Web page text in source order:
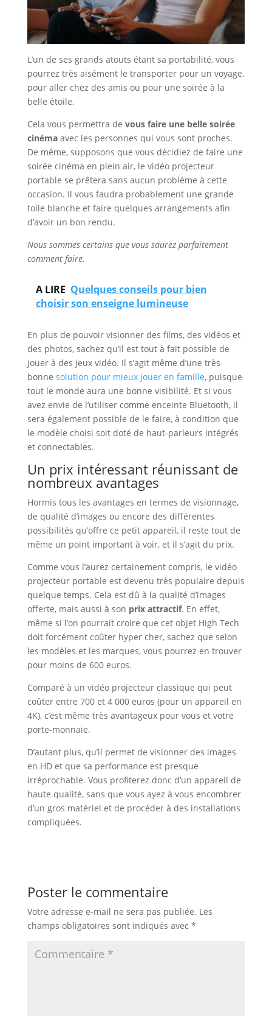
L’un de ses grands atouts étant sa portabilité, vous
pourrez très aisément le transporter pour un voyage,
pour aller chez des amis ou pour une soirée à la
belle étoile.
Cela vous permettra de vous faire une belle soirée
cinémaavec les personnes qui vous sont proches.
De même, supposons que vous décidiez de faire une
soirée cinéma en plein air, le vidéo projecteur
portable se prêtera sans aucun problème à cette
occasion. Il vous faudra probablement une grande
toile blanche et faire quelques arrangements afin
d’avoir un bon rendu.
Nous sommes certains que vous saurez parfaitement
comment faire.
A LIRE Quelques conseils pour bien
choisir son enseigne lumineuse
En plus de pouvoir visionner des films, des vidéos et
des photos, sachez qu’il est tout à fait possible de
jouer à des jeux vidéo. Il s’agit même d’une très
bonne solution pour mieux jouer en famille, puisque
tout le monde aura une bonne visibilité. Et si vous
avez envie de l’utiliser comme enceinte Bluetooth, il
sera également possible de le faire, à condition que
le modèle choisi soit doté de haut-parleurs intégrés
et connectables.
Un prix intéressant réunissant de
nombreux avantages
Hormis tous les avantages en termes de visionnage,
de qualité d’images ou encore des différentes
possibilités qu’offre ce petit appareil, il reste tout de
même un point important à voir, et il s’agit du prix.
Comme vous l’aurez certainement compris, le vidéo
projecteur portable est devenu très populaire depuis
quelque temps. Cela est dû à la qualité d’images
offerte, mais aussi à son prix attractif. En effet,
même si l’on pourrait croire que cet objet High Tech
doit forcément coûter hyper cher, sachez que selon
les modèles et les marques, vous pourrez en trouver
pour moins de 600 euros.
Comparé à un vidéo projecteur classique qui peut
coûter entre 700 et 4 000 euros (pour un appareil en
4K), c’est même très avantageux pour vous et votre
porte-monnaie.
D’autant plus, qu’il permet de visionner des images
en HD et que sa performance est presque
irréprochable. Vous profiterez donc d’un appareil de
haute qualité, sans que vous ayez à vous encombrer
d’un gros matériel et de procéder à des installations
compliquées.
Poster le commentaire
Votre adresse e-mail ne sera pas publiée. Les
champs obligatoires sont indiqués avec *